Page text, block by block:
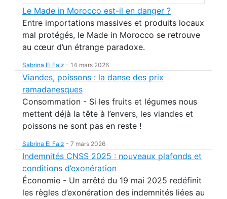
Le Made in Morocco est-il en danger ?
Entre importations massives et produits locaux
mal protégés, le Made in Morocco se retrouve
au cœur d’un étrange paradoxe.
Sabrina El Faiz - 14 mars 2026
Viandes, poissons : la danse des prix
ramadanesques
Consommation - Si les fruits et légumes nous
mettent déjà la tête à l’envers, les viandes et
poissons ne sont pas en reste !
Sabrina El Faiz - 7 mars 2026
Indemnités CNSS 2025 : nouveaux plafonds et
conditions d’exonération
Économie - Un arrêté du 19 mai 2025 redéfinit
les règles d’exonération des indemnités liées au